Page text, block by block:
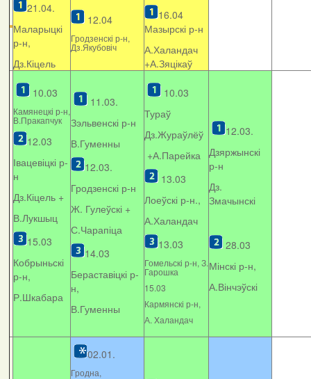
21.04.
Маларыцкі
р-н,
Дз.Кіцель
12.04
Гродзенскі р-н,
Дз.Якубовіч
16.04
Мазырскі р-н
А.Халандач
+А.Зяцікаў
10.03
Камянецкі р-н,
В.Пракапчук
12.03
Івацевіцкі р-
н
Дз.Кіцель +
В.Лукшыц
15.03
Кобрыньскі
р-н,
Р.Шкабара
11.03.
Зэльвенскі р-н
В.Гуменны
12.03.
Гродзенскі р-н
Ж. Гулеўскі +
С.Чарапіца
14.03
Бераставіцкі р-
н,
В.Гуменны
10.03
Тураў
Дз.Жураўлёў
+А.Парейка
13.03
Лоеўскі р-н.,
А.Халандач
13.03
Гомельскі р-н, З.
Гарошка
15.03
Кармянскі р-н,
А. Xаландач
12.03.
Дзяржынскі
р-н
Дз.
Змачынскі
28.03
Мінскі р-н,
А.Вінчэўскі
02.01.
Гродна,